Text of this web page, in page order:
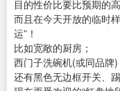
目的性价比要比预期的
而且在今天开放的临时
运”！
比如宽敞的厨房；
西门子洗碗机(或同品牌)
还有黑色无边框开关、